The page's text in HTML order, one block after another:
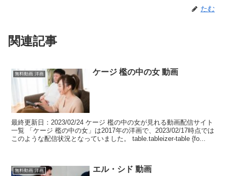
たむ
関連記事
無料動画 洋画 ケージ 檻の中の女 動画
最終更新日：2023/02/24 ケージ 檻の中の女が見れる動画配信サイト
一覧 「ケージ 檻の中の女」は2017年の洋画で、2023/02/17時点では
このような配信状況となっていました。 table.tableizer-table {fo...
無料動画 洋画 エル・シド 動画